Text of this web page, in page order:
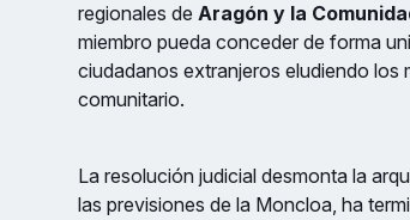
regionales de Aragón y la
miembro pueda conceder de forma
ciudadanos extranjeros eludiendo
comunitario.
La resolución judicial desmonta la
las previsiones de la Moncloa, ha